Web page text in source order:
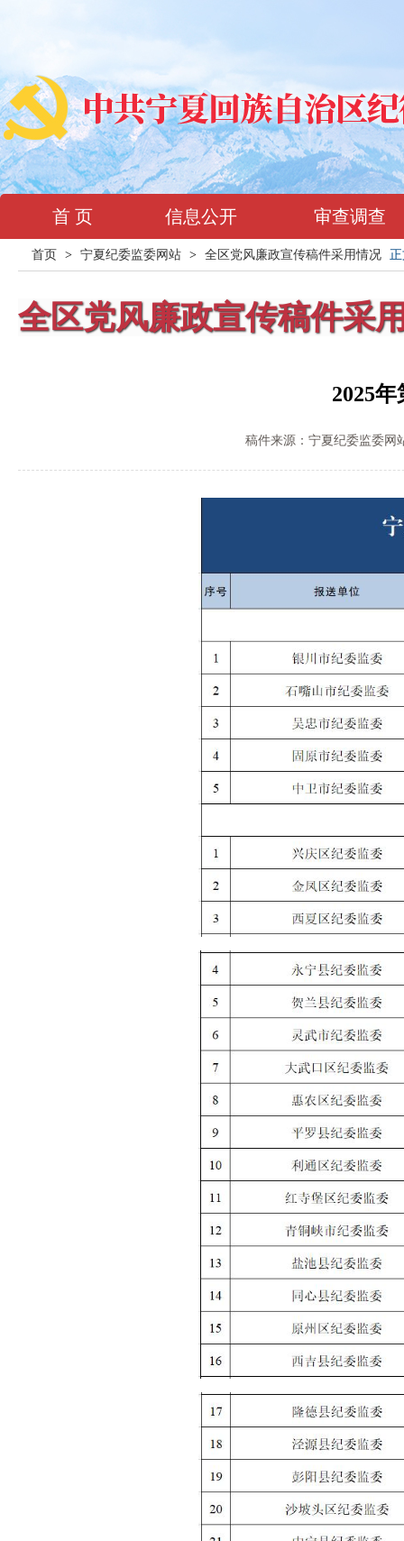
首 页 信息公开 审查调查
首页 > 宁夏纪委监委网站 > 全区党风廉政宣传稿件采用情况
全区党风廉政宣传稿件采
2025
稿件来源：宁夏纪委监委网